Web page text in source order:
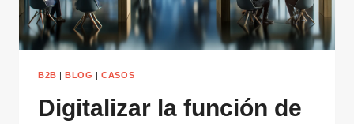
B2B BLOG |CASOS
Digitalizar la función de